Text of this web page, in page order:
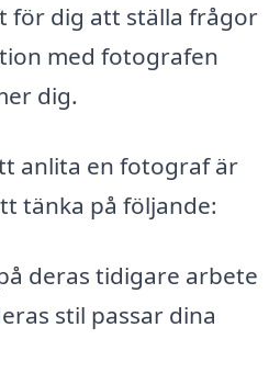
för dig att ställa frågor
med fotografen
dig.
anlita en fotograf är
tänka på följande:
deras tidigare arbete
stil passar dina